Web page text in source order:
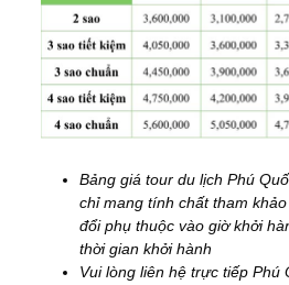
Bảng giá tour du lịch Phú
chỉ mang tính chất tham
đổi phụ thuộc vào giờ khởi
thời gian khởi hành
Vui lòng liên hệ trực tiếp Phú